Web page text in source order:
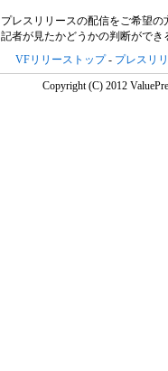
プレスリリースの配信をご希望の
記者が見たかどうかの判断がで
VFリリーストップ- プレスリ
Copyright (C) 2012